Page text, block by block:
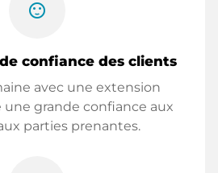
sentiment_satisfied
confiance des clients
avec une extension
une grande confiance aux
parties prenantes.